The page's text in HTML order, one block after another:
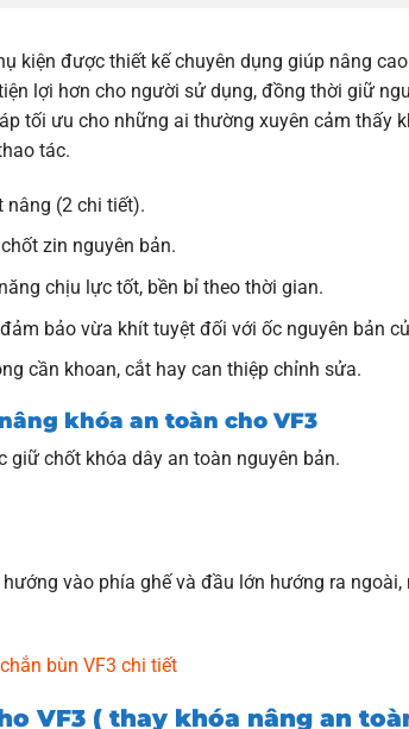
kiện được thiết kế chuyên dụng giúp nâng
lợi hơn cho người sử dụng, đồng thời giữ
tối ưu cho những ai thường xuyên cảm thấy
tác.
nâng (2 chi tiết).
zin nguyên bản.
chịu lực tốt, bền bỉ theo thời gian.
bảo vừa khít tuyệt đối với ốc nguyên bản
cần khoan, cắt hay can thiệp chỉnh sửa.
khóa an toàn cho VF3
giữ chốt khóa dây an toàn nguyên bản.
vào phía ghế và đầu lớn hướng ra
bùn VF3 chi tiết
VF3 ( thay khóa nâng an